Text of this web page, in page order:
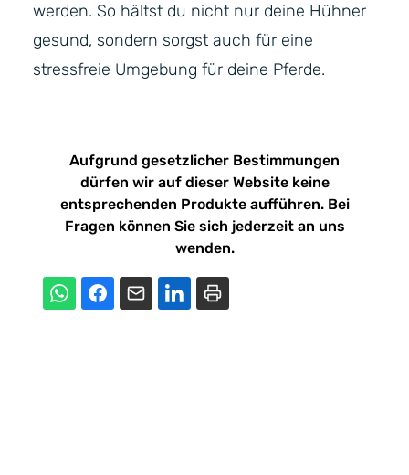
werden. So hältst du nicht nur deine Hühner
gesund, sondern sorgst auch für eine
stressfreie Umgebung für deine Pferde.
Aufgrund gesetzlicher Bestimmungen
dürfen wir auf dieser Website keine
entsprechenden Produkte aufführen. Bei
Fragen können Sie sich jederzeit an uns
wenden.